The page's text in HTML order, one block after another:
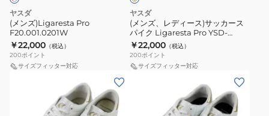
ヤスダ
(メンズ)Ligaresta Pro
F20.001.0201W
￥22,000 （税込）
200ポイント
サイズフィッター対応
ッ
カ
ー
ス
パ
ー
ル
ド
ヤスダ
(メンズ、レディース)サッカース
パイク Ligaresta Pro YSD-
F20.001.0106
￥22,000 （税込）
200ポイント
サイズフィッター対応